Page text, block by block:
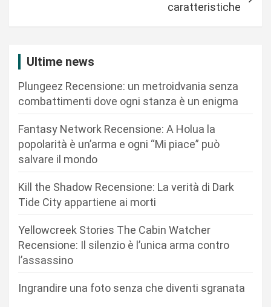
a
caratteristiche
Ultime news
Plungeez Recensione: un metroidvania senza
combattimenti dove ogni stanza è un enigma
Fantasy Network Recensione: A Holua la
popolarità è un’arma e ogni “Mi piace” può
salvare il mondo
Kill the Shadow Recensione: La verità di Dark
Tide City appartiene ai morti
Yellowcreek Stories The Cabin Watcher
Recensione: Il silenzio è l’unica arma contro
l’assassino
Ingrandire una foto senza che diventi sgranata